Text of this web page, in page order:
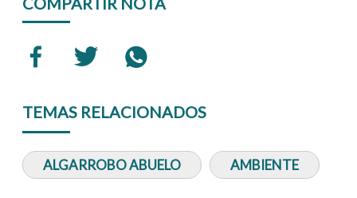
TEMAS RELACIONADOS
ALGARROBO ABUELO AMBIENTE